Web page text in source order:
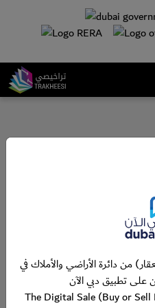
من دائرة الأراضي والأملاك في
على تطبيق دبي الآن
The Digital Sale (Buy or